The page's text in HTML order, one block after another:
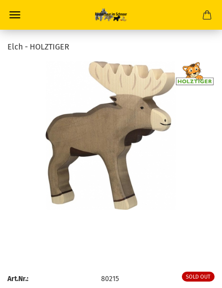
Elch - HOLZTIGER
SOLD OUT
Art.Nr.:
80215